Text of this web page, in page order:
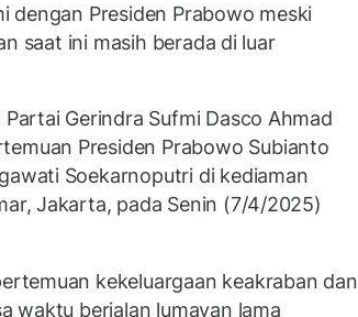
dengan Presiden Prabowo meski
saat ini masih berada di luar
Gerindra Sufmi Dasco Ahmad
Presiden Prabowo Subianto
Soekarnoputri di kediaman
Jakarta, pada Senin (7/4/2025)
kekeluargaan keakraban dan
waktu berjalan lumayan lama